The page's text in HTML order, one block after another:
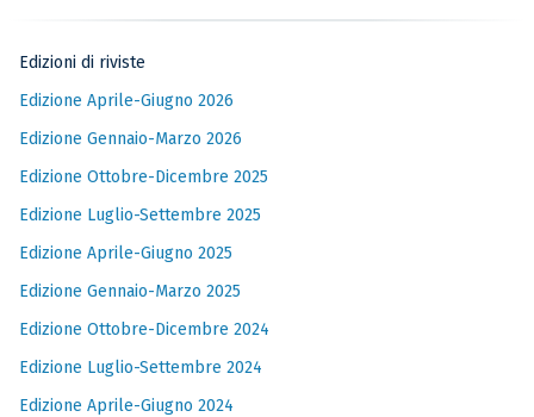
Edizioni di riviste
Edizione Aprile-Giugno 2026
Edizione Gennaio-Marzo 2026
Edizione Ottobre-Dicembre 2025
Edizione Luglio-Settembre 2025
Edizione Aprile-Giugno 2025
Edizione Gennaio-Marzo 2025
Edizione Ottobre-Dicembre 2024
Edizione Luglio-Settembre 2024
Edizione Aprile-Giugno 2024